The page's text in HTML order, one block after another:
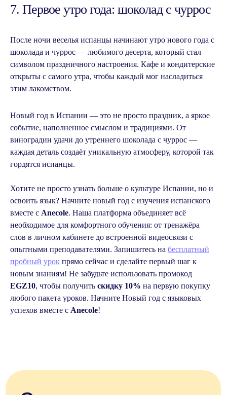
7. Первое утро года: шоколад с чуррос
После ночи веселья испанцы начинают утро нового года с
шоколада и чуррос — любимого десерта, который стал
символом праздничного настроения. Кафе и кондитерские
открыты с самого утра, чтобы каждый мог насладиться
этим лакомством.
Новый год в Испании — это не просто праздник, а яркое
событие, наполненное смыслом и традициями. От
виноградин удачи до утреннего шоколада с чуррос —
каждая деталь создаёт уникальную атмосферу, которой так
гордятся испанцы.
Хотите не просто узнать больше о культуре Испании, но и
освоить язык? Начните новый год с изучения испанского
вместе с Anecole. Наша платформа объединяет всё
необходимое для комфортного обучения: от тренажёра
слов в личном кабинете до встроенной видеосвязи с
опытными преподавателями. Запишитесь на бесплатный
пробный урок прямо сейчас и сделайте первый шаг к
новым знаниям! Не забудьте использовать промокод
EGZ10, чтобы получить скидку 10% на первую покупку
любого пакета уроков. Начните Новый год с языковых
успехов вместе с Anecole!
Оставить заявку
Оставьте заявку на консультацию,
и с вами свяжется наш менеджер. Он
уточнит ваш уровень языка и цели его
изучения, ответит на все
интересующие вопросы, а после
Элина Газизова, член команды
онлайн-школы Anecole
Автор статьи:
Похожие статьи